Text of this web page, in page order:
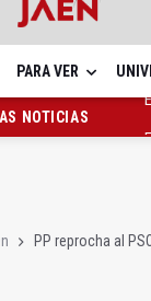
PARA VER
NOTICIAS
PP reprocha al